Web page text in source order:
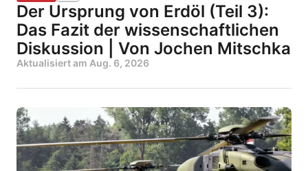
Der Ursprung von Erdöl (Teil 3):
Das Fazit der wissenschaftlichen
Diskussion | Von Jochen Mitschka
Aktualisiert am Aug. 6, 2026